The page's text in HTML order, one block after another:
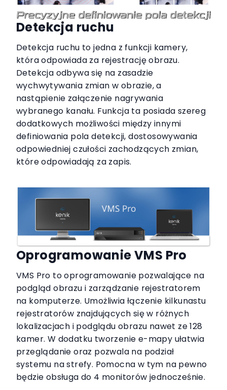
Detekcja ruchu
Detekcja ruchu to jedna z funkcji kamery,
która odpowiada za rejestrację obrazu.
Detekcja odbywa się na zasadzie
wychwytywania zmian w obrazie, a
nastąpienie załączenie nagrywania
wybranego kanału. Funkcja ta posiada szereg
dodatkowych możliwości między innymi
definiowania pola detekcji, dostosowywania
odpowiedniej czułości zachodzących zmian,
które odpowiadają za zapis.
Oprogramowanie VMS Pro
VMS Pro to oprogramowanie pozwalające na
podgląd obrazu i zarządzanie rejestratorem
na komputerze. Umożliwia łączenie kilkunastu
rejestratorów znajdujących się w różnych
lokalizacjach i podglądu obrazu nawet ze 128
kamer. W dodatku tworzenie e-mapy ułatwia
przeglądanie oraz pozwala na podział
systemu na strefy. Pomocna w tym na pewno
będzie obsługa do 4 monitorów jednocześnie.